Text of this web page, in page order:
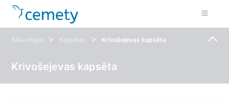
Sākumlapa > Kapsētas > Krivošejevas kapsēta
Krivošejevas kapsēta